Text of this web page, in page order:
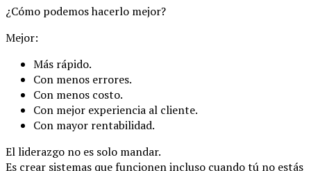
¿Cómo podemos hacerlo mejor?
Mejor:
Más rápido.
Con menos errores.
Con menos costo.
Con mejor experiencia al cliente.
Con mayor rentabilidad.
El liderazgo no es solo mandar.
Es crear sistemas que funcionen incluso cuando tú no estás